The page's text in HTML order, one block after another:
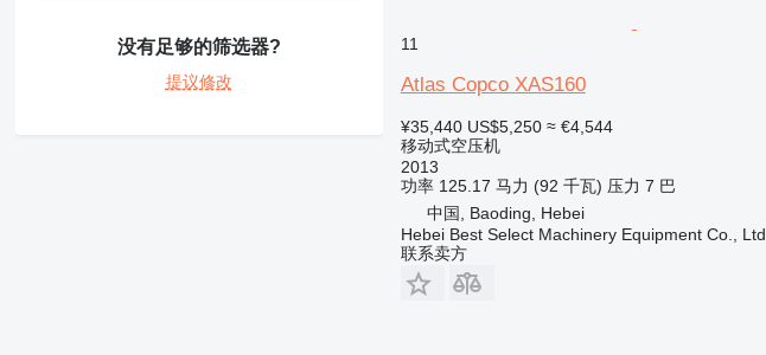
没有足够的筛选器?
提议修改
11
Atlas Copco XAS160
¥35,440 US$5,250 ≈ €4,544
移动式空压机
2013
功率 125.17 马力 (92 千瓦) 压力 7 巴
中国, Baoding, Hebei
Hebei Best Select Machinery Equipment Co., Ltd
联系卖方